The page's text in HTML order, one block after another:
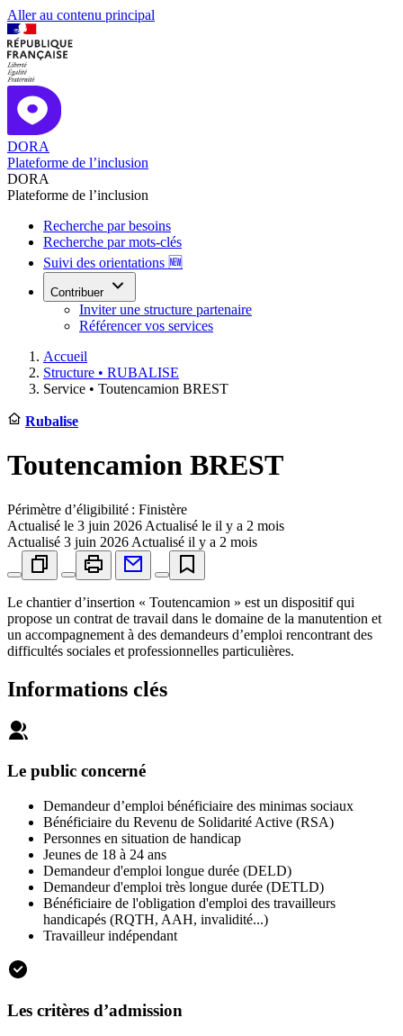
Aller au contenu principal
DORA
Plateforme de l’inclusion
DORA
Plateforme de l’inclusion
Recherche par besoins
Recherche par mots-clés
Suivi des orientations 🆕
Contribuer
Inviter une structure partenaire
Référencer vos services
Accueil
Structure • RUBALISE
Service • Toutencamion BREST
Rubalise
Toutencamion BREST
Périmètre d’éligibilité : Finistère
Actualisé le 3 juin 2026 Actualisé le il y a 2 mois
Actualisé 3 juin 2026 Actualisé il y a 2 mois
Le chantier d’insertion « Toutencamion » est un dispositif qui
propose un contrat de travail dans le domaine de la manutention et
un accompagnement à des demandeurs d’emploi rencontrant des
difficultés sociales et professionnelles particulières.
Informations clés
Le public concerné
Demandeur d’emploi bénéficiaire des minimas sociaux
Bénéficiaire du Revenu de Solidarité Active (RSA)
Personnes en situation de handicap
Jeunes de 18 à 24 ans
Demandeur d'emploi longue durée (DELD)
Demandeur d'emploi très longue durée (DETLD)
Bénéficiaire de l'obligation d'emploi des travailleurs
handicapés (RQTH, AAH, invalidité...)
Travailleur indépendant
Les critères d’admission